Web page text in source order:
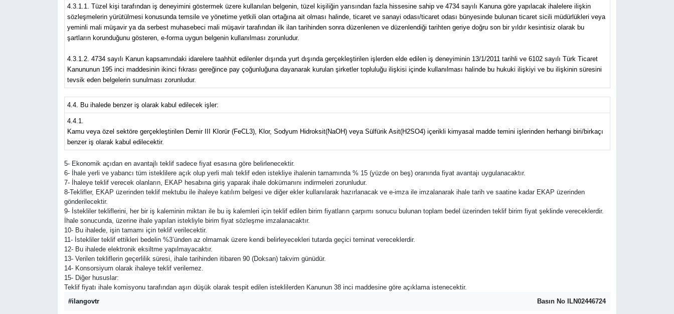
4.3.1.1. Tüzel kişi tarafından iş deneyimini göstermek üzere kullanılan belgenin, tüzel kişiliğin yarısından fazla hissesine sahip ve 4734 sayılı Kanuna göre yapılacak ihalelere ilişkin
sözleşmelerin yürütülmesi konusunda temsile ve yönetime yetkili olan ortağına ait olması halinde, ticaret ve sanayi odası/ticaret odası bünyesinde bulunan ticaret sicili müdürlükleri veya
yeminli mali müşavir ya da serbest muhasebeci mali müşavir tarafından ilk ilan tarihinden sonra düzenlenen ve düzenlendiği tarihten geriye doğru son bir yıldır kesintisiz olarak bu
şartların korunduğunu gösteren, e-forma uygun belgenin kullanılması zorunludur.
4.3.1.2. 4734 sayılı Kanun kapsamındaki idarelere taahhüt edilenler dışında yurt dışında gerçekleştirilen işlerden elde edilen iş deneyiminin 13/1/2011 tarihli ve 6102 sayılı Türk Ticaret
Kanununun 195 inci maddesinin ikinci fıkrası gereğince pay çoğunluğuna dayanarak kurulan şirketler topluluğu ilişkisi içinde kullanılması halinde bu hukuki ilişkiyi ve bu ilişkinin süresini
tevsik eden belgelerin sunulması zorunludur.
4.4. Bu ihalede benzer iş olarak kabul edilecek işler:
4.4.1.
Kamu veya özel sektöre gerçekleştirilen Demir III Klorür (FeCL3), Klor, Sodyum Hidroksit(NaOH) veya Sülfürik Asit(H2SO4) içerikli kimyasal madde temini işlerinden herhangi biri/birkaçı
benzer iş olarak kabul edilecektir.
5- Ekonomik açıdan en avantajlı teklif sadece fiyat esasına göre belirlenecektir.
6- İhale yerli ve yabancı tüm isteklilere açık olup yerli malı teklif eden istekliye ihalenin tamamında % 15 (yüzde on beş) oranında fiyat avantajı uygulanacaktır.
7- İhaleye teklif verecek olanların, EKAP hesabına giriş yaparak ihale dokümanını indirmeleri zorunludur.
8-Teklifler, EKAP üzerinden teklif mektubu ile ihaleye katılım belgesi ve diğer ekler kullanılarak hazırlanacak ve e-imza ile imzalanarak ihale tarih ve saatine kadar EKAP üzerinden
gönderilecektir.
9- İstekliler tekliflerini, her bir iş kaleminin miktarı ile bu iş kalemleri için teklif edilen birim fiyatların çarpımı sonucu bulunan toplam bedel üzerinden teklif birim fiyat şeklinde vereceklerdir.
İhale sonucunda, üzerine ihale yapılan istekliyle birim fiyat sözleşme imzalanacaktır.
10- Bu ihalede, işin tamamı için teklif verilecektir.
11- İstekliler teklif ettikleri bedelin %3’ünden az olmamak üzere kendi belirleyecekleri tutarda geçici teminat vereceklerdir.
12- Bu ihalede elektronik eksiltme yapılmayacaktır.
13- Verilen tekliflerin geçerlilik süresi, ihale tarihinden itibaren 90 (Doksan) takvim günüdür.
14- Konsorsiyum olarak ihaleye teklif verilemez.
15- Diğer hususlar:
Teklif fiyatı ihale komisyonu tarafından aşırı düşük olarak tespit edilen isteklilerden Kanunun 38 inci maddesine göre açıklama istenecektir.
#ilangovtr
Basın No ILN02446724